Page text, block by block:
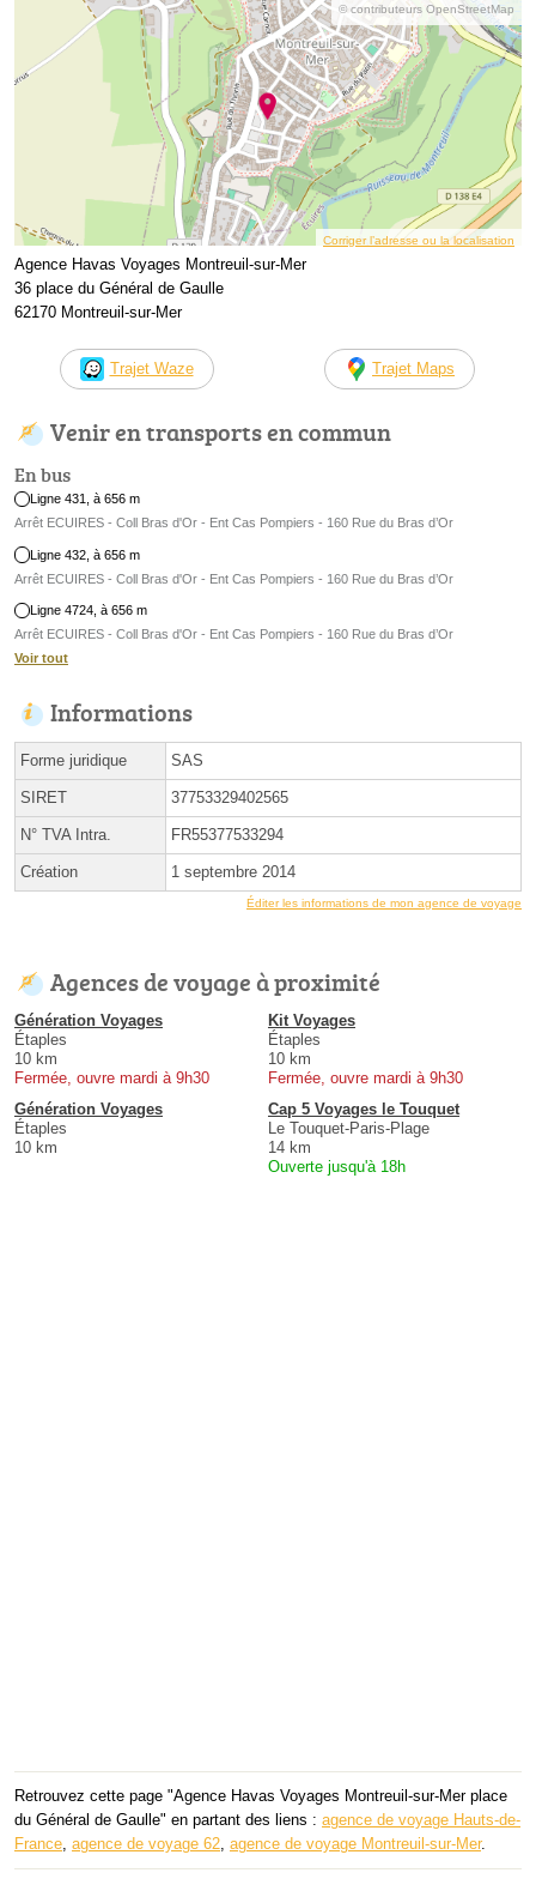
© contributeurs OpenStreetMap
Corriger l’adresse ou la localisation
Agence Havas Voyages Montreuil-sur-Mer
36 place du Général de Gaulle
62170 Montreuil-sur-Mer
Trajet Waze Trajet Maps
Venir en transports en commun
En bus
Ligne 431, à 656 m
Arrêt ECUIRES - Coll Bras d'Or - Ent Cas Pompiers - 160 Rue du Bras d’Or
Ligne 432, à 656 m
Arrêt ECUIRES - Coll Bras d'Or - Ent Cas Pompiers - 160 Rue du Bras d’Or
Ligne 4724, à 656 m
Arrêt ECUIRES - Coll Bras d'Or - Ent Cas Pompiers - 160 Rue du Bras d’Or
Voir tout
Informations
Forme juridique SAS
SIRET 37753329402565
N° TVA Intra. FR55377533294
Création 1 septembre 2014
Éditer les informations de mon agence de voyage
Agences de voyage à proximité
Génération Voyages
Étaples
10 km
Fermée, ouvre mardi à 9h30
Kit Voyages
Étaples
10 km
Fermée, ouvre mardi à 9h30
Génération Voyages
Étaples
10 km
Cap 5 Voyages le Touquet
Le Touquet-Paris-Plage
14 km
Ouverte jusqu'à 18h
Retrouvez cette page "Agence Havas Voyages Montreuil-sur-Mer place
du Général de Gaulle" en partant des liens : agence de voyage Hauts-de-
France, agence de voyage 62, agence de voyage Montreuil-sur-Mer.